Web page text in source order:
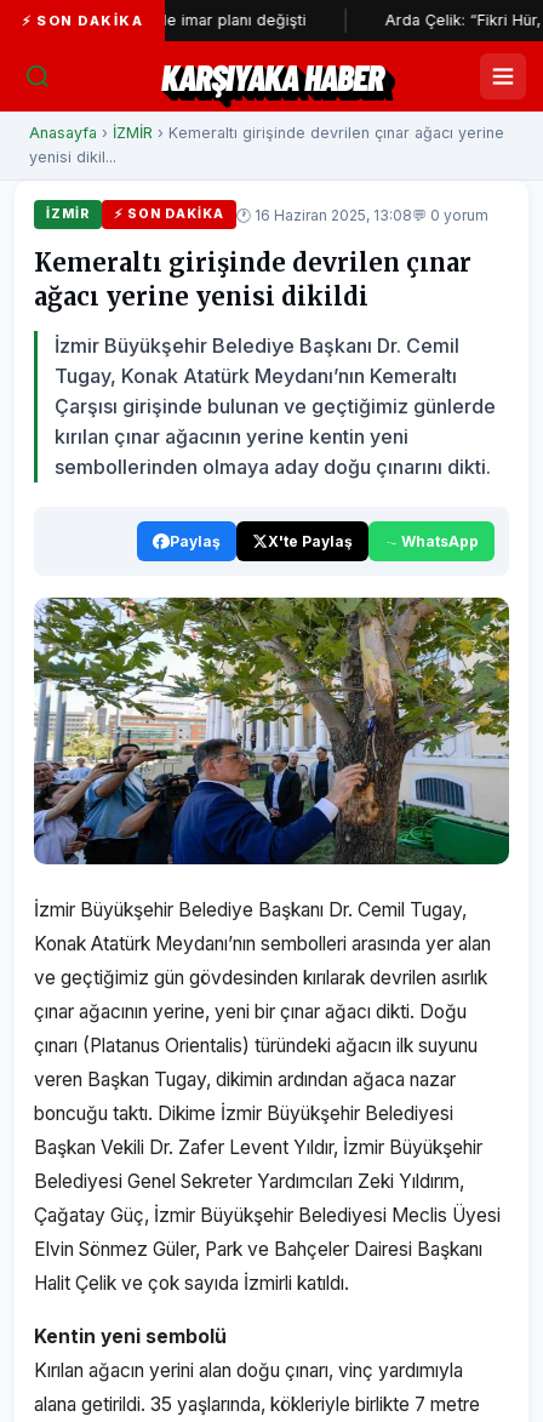
⚡ SON DAKIKA
çevresinde imar planı değişti Arda Çelik: “Fikri Hür, İrfanı
KARŞIYAKA HABER
Anasayfa › İZMİR › Kemeraltı girişinde devrilen çınar ağacı yerine
yenisi dikil...
İZMİR ⚡ SON DAKIKA 🕐 16 Haziran 2025, 13:08💬 0 yorum
Kemeraltı girişinde devrilen çınar
ağacı yerine yenisi dikildi
İzmir Büyükşehir Belediye Başkanı Dr. Cemil
Tugay, Konak Atatürk Meydanı’nın Kemeraltı
Çarşısı girişinde bulunan ve geçtiğimiz günlerde
kırılan çınar ağacının yerine kentin yeni
sembollerinden olmaya aday doğu çınarını dikti.
Paylaş X'te Paylaş WhatsApp
İzmir Büyükşehir Belediye Başkanı Dr. Cemil Tugay,
Konak Atatürk Meydanı’nın sembolleri arasında yer alan
ve geçtiğimiz gün gövdesinden kırılarak devrilen asırlık
çınar ağacının yerine, yeni bir çınar ağacı dikti. Doğu
çınarı (Platanus Orientalis) türündeki ağacın ilk suyunu
veren Başkan Tugay, dikimin ardından ağaca nazar
boncuğu taktı. Dikime İzmir Büyükşehir Belediyesi
Başkan Vekili Dr. Zafer Levent Yıldır, İzmir Büyükşehir
Belediyesi Genel Sekreter Yardımcıları Zeki Yıldırım,
Çağatay Güç, İzmir Büyükşehir Belediyesi Meclis Üyesi
Elvin Sönmez Güler, Park ve Bahçeler Dairesi Başkanı
Halit Çelik ve çok sayıda İzmirli katıldı.
Kentin yeni sembolü
Kırılan ağacın yerini alan doğu çınarı, vinç yardımıyla
alana getirildi. 35 yaşlarında, kökleriyle birlikte 7 metre